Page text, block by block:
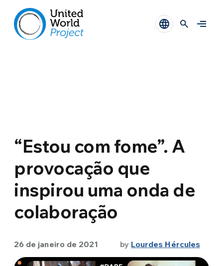
“Estou com fome”. A
provocação que
inspirou uma onda de
colaboração
26 de janeiro de 2021 by Lourdes Hércules